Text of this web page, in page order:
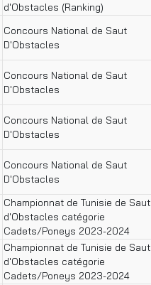
d'Obstacles (Ranking)
Concours National de Saut
D'Obstacles
Concours National de Saut
D'Obstacles
Concours National de Saut
D'Obstacles
Concours National de Saut
D'Obstacles
Championnat de Tunisie de Saut
d'Obstacles catégorie
Cadets/Poneys 2023-2024
Championnat de Tunisie de Saut
d'Obstacles catégorie
Cadets/Poneys 2023-2024